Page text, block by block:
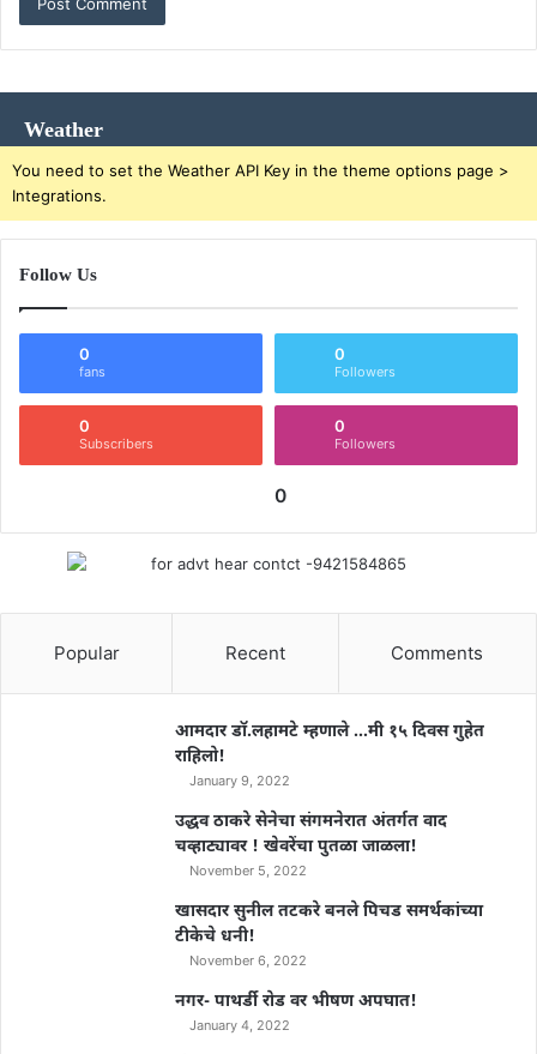
Weather
You need to set the Weather API Key in the theme options page >
Integrations.
Follow Us
0
fans
0
Followers
0
Subscribers
0
Followers
0
Popular Recent Comments
आमदार डॉ.लहामटे म्हणाले …मी १५ दिवस गुहेत
राहिलो!
January 9, 2022
उद्धव ठाकरे सेनेचा संगमनेरात अंतर्गत वाद
चव्हाट्यावर ! खेवरेंचा पुतळा जाळला!
November 5, 2022
खासदार सुनील तटकरे बनले पिचड समर्थकांच्या
टीकेचे धनी!
November 6, 2022
नगर- पाथर्डी रोड वर भीषण अपघात!
January 4, 2022